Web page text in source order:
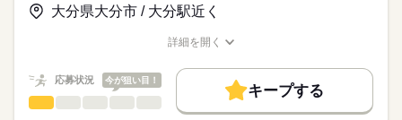
基本特徴
20代活躍
大量募集
交通費 主婦・主夫 履歴書不要 WEB登録
就業時間・曜日
続きを読む
★月収例：195200円！★時給1220円×8時間勤務×20日の場合★
―･―･―･―･―･―･―･―･―･―･―･―･―･―
『速払いサービス』を利用できます（利用規定あり）
アプリでの研修やWEB講座など、充実の制度をご用意♪パソコン
◆フルタイム・長期で働きたい方 ◆スキルUPを図りたい方etc
でご安心下さい。 ＝＝＝ 契約社員・正社員登用が前提の 「紹介
給与 時給 1,050円～1,220円
詳しい募集要項をすべて見る
大分県大分市 / 大分駅近く
多い年齢層 低い
職種
詳細を開く
応募状況 今が狙い目！
キープする